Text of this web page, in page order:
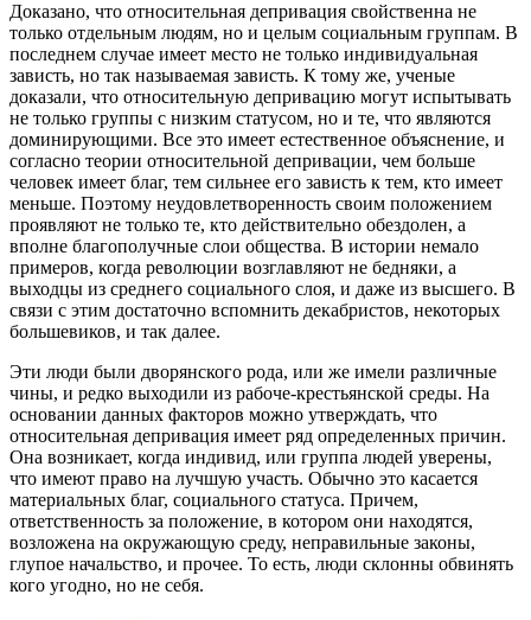
Доказано, что относительная депривация свойственна не
только отдельным людям, но и целым социальным группам. В
последнем случае имеет место не только индивидуальная
зависть, но так называемая зависть. К тому же, ученые
доказали, что относительную депривацию могут испытывать
не только группы с низким статусом, но и те, что являются
доминирующими. Все это имеет естественное объяснение, и
согласно теории относительной депривации, чем больше
человек имеет благ, тем сильнее его зависть к тем, кто имеет
меньше. Поэтому неудовлетворенность своим положением
проявляют не только те, кто действительно обездолен, а
вполне благополучные слои общества. В истории немало
примеров, когда революции возглавляют не бедняки, а
выходцы из среднего социального слоя, и даже из высшего. В
связи с этим достаточно вспомнить декабристов, некоторых
большевиков, и так далее.
Эти люди были дворянского рода, или же имели различные
чины, и редко выходили из рабоче-крестьянской среды. На
основании данных факторов можно утверждать, что
относительная депривация имеет ряд определенных причин.
Она возникает, когда индивид, или группа людей уверены,
что имеют право на лучшую участь. Обычно это касается
материальных благ, социального статуса. Причем,
ответственность за положение, в котором они находятся,
возложена на окружающую среду, неправильные законы,
глупое начальство, и прочее. То есть, люди склонны обвинять
кого угодно, но не себя.